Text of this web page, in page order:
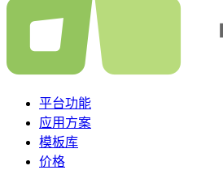
平台功能
应用方案
模板库
价格